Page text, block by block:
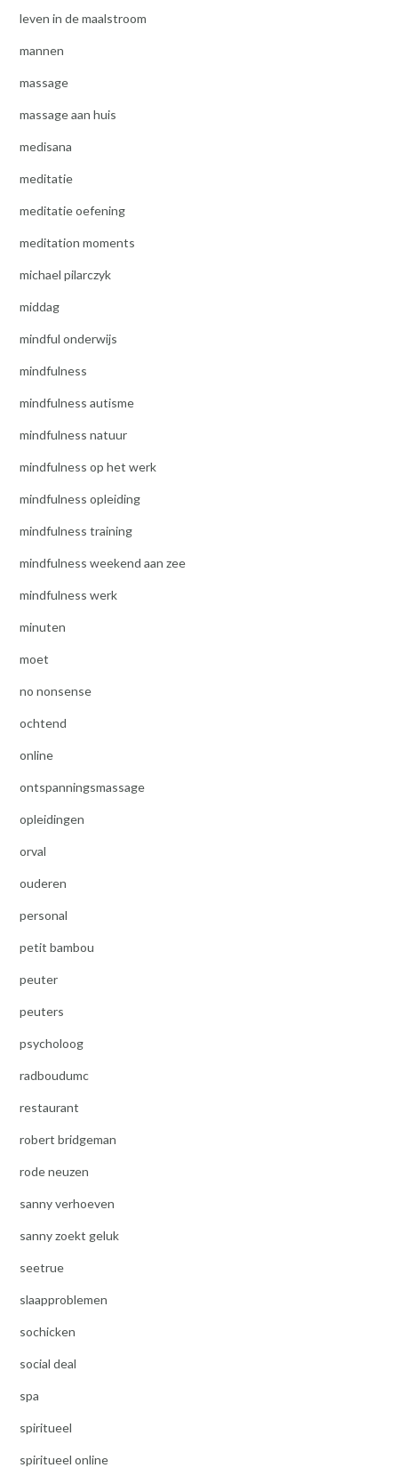
leven in de maalstroom
mannen
massage
massage aan huis
medisana
meditatie
meditatie oefening
meditation moments
michael pilarczyk
middag
mindful onderwijs
mindfulness
mindfulness autisme
mindfulness natuur
mindfulness op het werk
mindfulness opleiding
mindfulness training
mindfulness weekend aan zee
mindfulness werk
minuten
moet
no nonsense
ochtend
online
ontspanningsmassage
opleidingen
orval
ouderen
personal
petit bambou
peuter
peuters
psycholoog
radboudumc
restaurant
robert bridgeman
rode neuzen
sanny verhoeven
sanny zoekt geluk
seetrue
slaapproblemen
sochicken
social deal
spa
spiritueel
spiritueel online